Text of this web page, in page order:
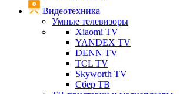
Видеотехника
Умные телевизоры
Xiaomi TV
YANDEX TV
DENN TV
TCL TV
Skyworth TV
Сбер ТВ